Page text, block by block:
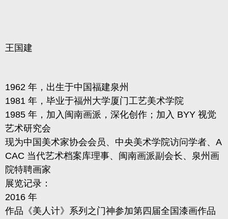
王国建
1962 年，出生于中国福建泉州
1981 年，毕业于福州大学厦门工艺美术学院
1985 年，加入闽南画派，深化创作；加入 BYY 视觉
艺术研究会
现为中国美术家协会会员、中央美术学院访问学者、A
CAC 当代艺术档案库理事、闽南画派副会长、泉州画
院特聘画家
展览记录 ：
2016 年
作品《美人计》系列之门神参加第四届全国漆画作品